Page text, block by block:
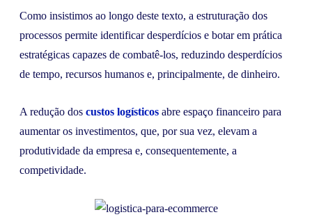
Como insistimos ao longo deste texto, a estruturação dos
processos permite identificar desperdícios e botar em prática
estratégicas capazes de combatê-los, reduzindo desperdícios
de tempo, recursos humanos e, principalmente, de dinheiro.
A redução dos custos logísticos abre espaço financeiro para
aumentar os investimentos, que, por sua vez, elevam a
produtividade da empresa e, consequentemente, a
competividade.